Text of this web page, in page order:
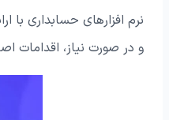
نرم افزارهای حسابداری با
و در صورت نیاز، اقدامات